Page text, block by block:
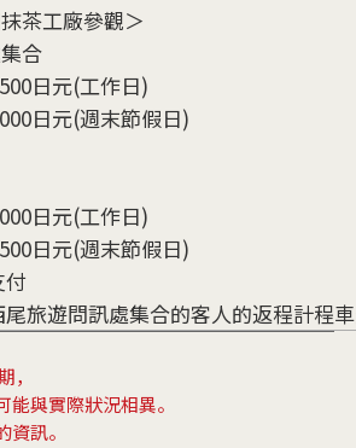
茶工廠參觀＞
合
日元(工作日)
日元(週末節假日)
日元(工作日)
日元(週末節假日)
旅遊問訊處集合的客人的返程計程
，
與實際狀況相異。
訊。